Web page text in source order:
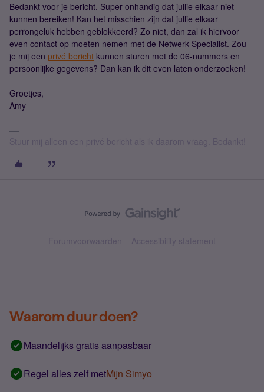
Bedankt voor je bericht. Super onhandig dat jullie elkaar niet
kunnen bereiken! Kan het misschien zijn dat jullie elkaar
perrongeluk hebben geblokkeerd? Zo niet, dan zal ik hiervoor
even contact op moeten nemen met de Netwerk Specialist. Zou
je mij een privé bericht kunnen sturen met de 06-nummers en
persoonlijke gegevens? Dan kan ik dit even laten onderzoeken!
Groetjes,
Amy
Stuur mij alleen een privé bericht als ik daarom vraag. Bedankt!
Forumvoorwaarden Accessibility statement
Waarom duur doen?
Maandelijks gratis aanpasbaar
Regel alles zelf metMijn Simyo